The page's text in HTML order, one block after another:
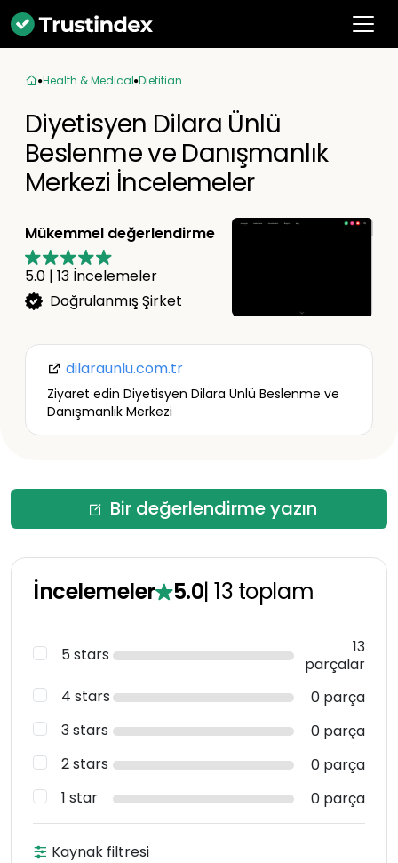
Health & Medical Dietitian
Diyetisyen Dilara Ünlü
Beslenme ve Danışmanlık
Merkezi İncelemeler
Mükemmel değerlendirme
5.0 | 13 İncelemeler
Doğrulanmış Şirket
dilaraunlu.com.tr
Ziyaret edin Diyetisyen Dilara Ünlü Beslenme ve
Danışmanlık Merkezi
Bir değerlendirme yazın
İncelemeler 5.0|13 toplam
5 stars
13
parçalar
4 stars
0 parça
3 stars
0 parça
2 stars
0 parça
1 star
0 parça
Kaynak filtresi